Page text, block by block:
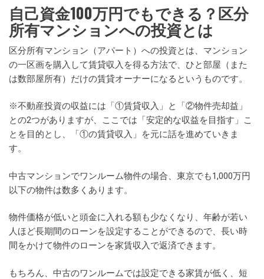
自己資金100万円でもできる？区分
所有マンションへの投資とは
区分所有マンション（アパート）への投資とは、マンション
の一区画を購入して賃貸収入を得る方法で、ひと部屋（また
は数部屋所有）だけの賃貸オーナーになるというものです。
※不動産投資の収益には「①賃貸収入」と「②物件売却益」
との2つがありますが、ここでは「安定的な収益を目指す」こ
とを目的とし、「①の賃貸収入」を元に話を進めていきま
す。
中古マンションでワンルーム物件の場合、東京でも1,000万円
以下の物件は数多くあります。
物件価格が低いと頭金に入れる額も少なくなり、年齢が若い
人ほど長期間のローンを設定することができるので、長い時
間をかけて物件のローンを家賃収入で返済できます。
もちろん、中古のワンルームでは設定できる家賃が低く、短